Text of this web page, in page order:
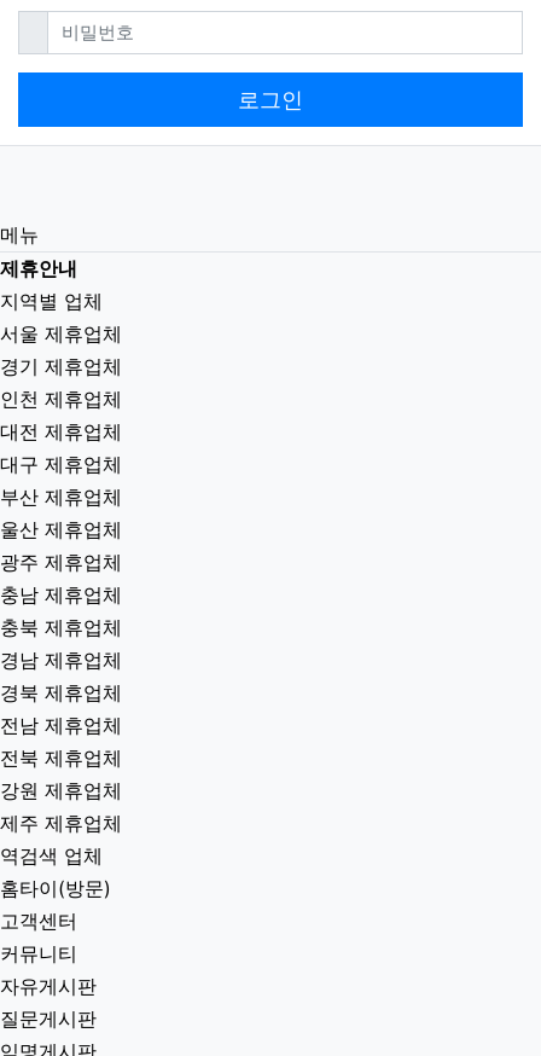
비밀번호필수
로그인
메뉴
제휴안내
지역별 업체
서울 제휴업체
경기 제휴업체
인천 제휴업체
대전 제휴업체
대구 제휴업체
부산 제휴업체
울산 제휴업체
광주 제휴업체
충남 제휴업체
충북 제휴업체
경남 제휴업체
경북 제휴업체
전남 제휴업체
전북 제휴업체
강원 제휴업체
제주 제휴업체
역검색 업체
홈타이(방문)
고객센터
커뮤니티
자유게시판
질문게시판
익명게시판